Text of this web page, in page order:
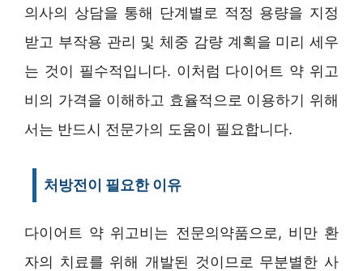
의사의 상담을 통해 단계별로 적정 용량을 지정
받고 부작용 관리 및 체중 감량 계획을 미리 세우
는 것이 필수적입니다. 이처럼 다이어트 약 위고
비의 가격을 이해하고 효율적으로 이용하기 위해
서는 반드시 전문가의 도움이 필요합니다.
처방전이 필요한 이유
다이어트 약 위고비는 전문의약품으로, 비만 환
자의 치료를 위해 개발된 것이므로 무분별한 사